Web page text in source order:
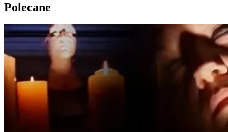
Polecane